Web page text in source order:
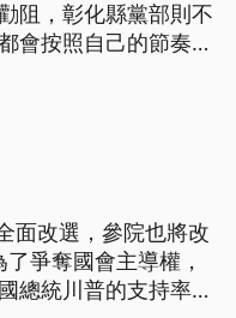
阻，彰化縣黨部則不
會按照自己的節奏打
面改選，參院也將改
爭奪國會主導權，
總統川普的支持率低